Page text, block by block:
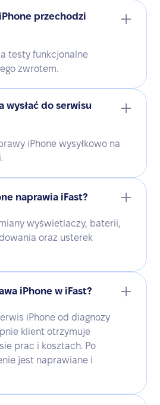
przechodzi
testy funkcjonalne
zwrotem.
wysłać do serwisu
iPhone wysyłkowo na
naprawia iFast?
wyświetlaczy, baterii,
oraz usterek
iPhone w iFast?
iPhone od diagnozy
klient otrzymuje
prac i kosztach. Po
jest naprawiane i